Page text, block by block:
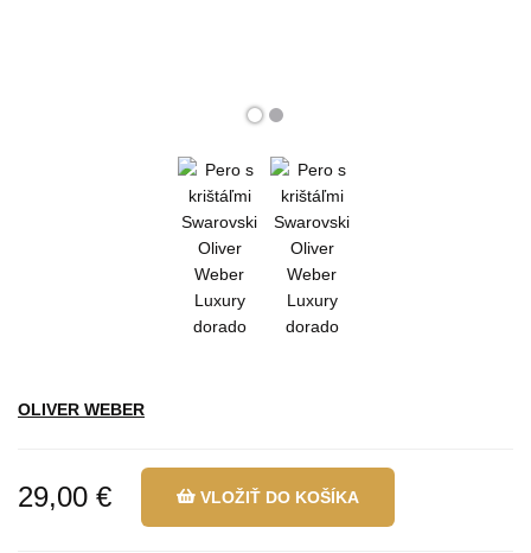
OLIVER WEBER
29,00 € VLOŽIŤ DO KOŠÍKA